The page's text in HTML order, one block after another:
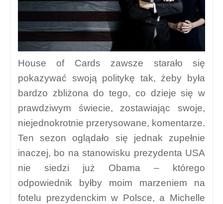
House of Cards zawsze starało się
pokazywać swoją politykę tak, żeby była
bardzo zbliżona do tego, co dzieje się w
prawdziwym świecie, zostawiając swoje,
niejednokrotnie przerysowane, komentarze.
Ten sezon oglądało się jednak zupełnie
inaczej, bo na stanowisku prezydenta USA
nie siedzi już Obama – którego
odpowiednik byłby moim marzeniem na
fotelu prezydenckim w Polsce, a Michelle